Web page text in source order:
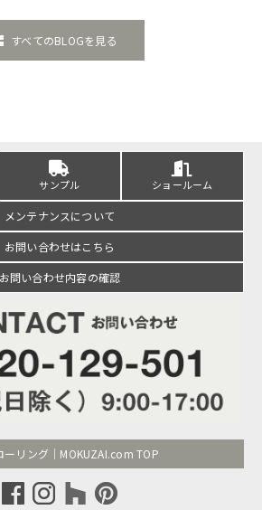
すべてのBLOGを見る
サンプル ショールーム
メンテナンスについて
お問い合わせはこちら
お問い合わせ内容の確認
ーリング｜MOKUZAI.com TOP